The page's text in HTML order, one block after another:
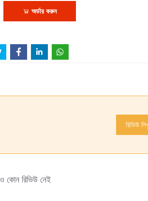
অর্ডার করুন
রিভিউ
কোন রিভিউ নেই